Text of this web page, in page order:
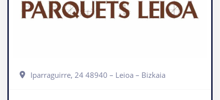
Iparraguirre, 24 48940 – Leioa – Bizkaia